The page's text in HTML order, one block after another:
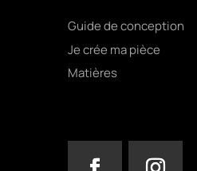
Guide de conception
Je crée ma pièce
Matières